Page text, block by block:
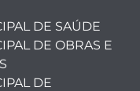
DE SAÚDE
DE OBRAS E
DE